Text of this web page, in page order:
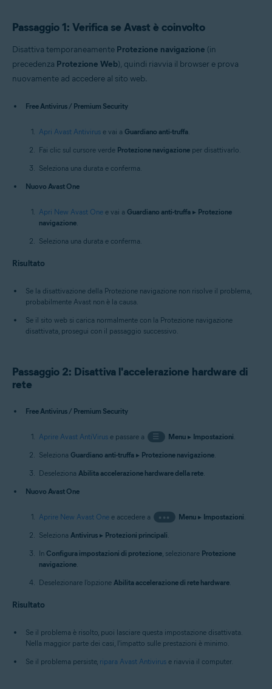
Passaggio 1: Verifica se Avast è coinvolto
Disattiva temporaneamente Protezione navigazione (in
precedenza Protezione Web), quindi riavvia il browser e prova
nuovamente ad accedere al sito web.
Free Antivirus / Premium Security
Apri Avast Antivirus e vai a Guardiano anti-truffa.
Fai clic sul cursore verde Protezione navigazione per disattivarlo.
Seleziona una durata e conferma.
Nuovo Avast One
Apri New Avast One e vai a Guardiano anti-truffa ▸ Protezione
navigazione.
Seleziona una durata e conferma.
Risultato
Se la disattivazione della Protezione navigazione non risolve il problema,
probabilmente Avast non è la causa.
Se il sito web si carica normalmente con la Protezione navigazione
disattivata, prosegui con il passaggio successivo.
Passaggio 2: Disattiva l'accelerazione hardware di
rete
Free Antivirus / Premium Security
Aprire Avast AntiVirus e passare a ☰ Menu▸ Impostazioni.
Seleziona Guardiano anti-truffa ▸ Protezione navigazione.
Deseleziona Abilita accelerazione hardware della rete.
Nuovo Avast One
Aprire New Avast One e accedere a ••• Menu▸ Impostazioni.
Seleziona Antivirus ▸ Protezioni principali.
In Configura impostazioni di protezione, selezionare Protezione
navigazione.
Deselezionare l'opzione Abilita accelerazione di rete hardware.
Risultato
Se il problema è risolto, puoi lasciare questa impostazione disattivata.
Nella maggior parte dei casi, l'impatto sulle prestazioni è minimo.
Se il problema persiste, ripara Avast Antivirus e riavvia il computer.